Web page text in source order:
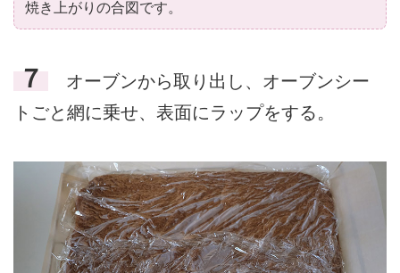
焼き上がりの合図です。
７
オーブンから取り出し、オーブンシー
トごと網に乗せ、表面にラップをする。